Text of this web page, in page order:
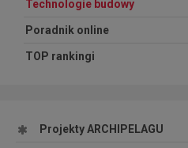
Technologie budowy
Poradnik online
TOP rankingi
Projekty ARCHIPELAGU